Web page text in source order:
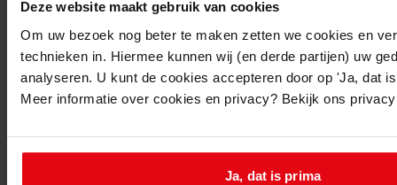
Deze website maakt gebruik van cookies
Om uw bezoek nog beter te maken zetten we cookies en
technieken in. Hiermee kunnen wij (en derde partijen) uw
analyseren. U kunt de cookies accepteren door op 'Ja, dat
Meer informatie over cookies en privacy? Bekijk ons
Ja, dat is prima
Wijziging van de voorgevel
Datum vergunning:
29-02-1960
Adres:
Blokker, Bangert 12